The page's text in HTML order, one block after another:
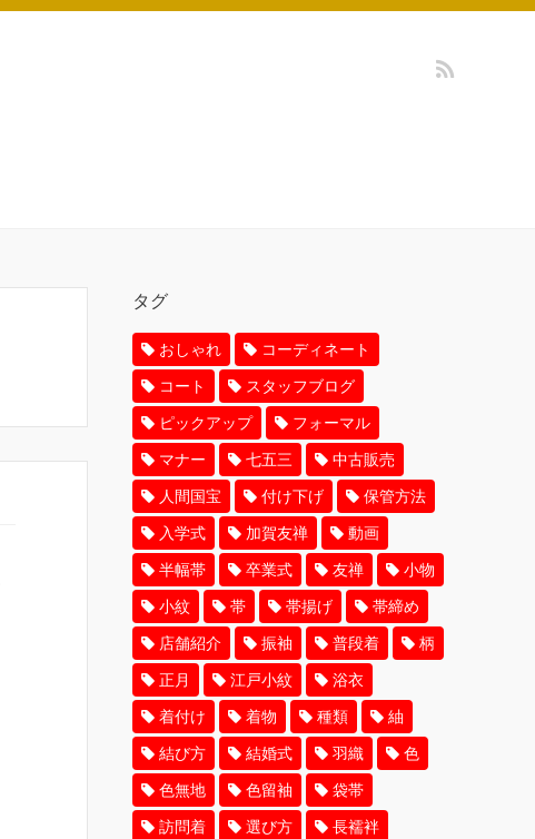
タグ
おしゃれ コーディネート
コート スタッフブログ
ピックアップ フォーマル
マナー 七五三 中古販売
人間国宝 付け下げ 保管方法
入学式 加賀友禅 動画
半幅帯 卒業式 友禅 小物
小紋 帯 帯揚げ 帯締め
店舗紹介 振袖 普段着 柄
正月 江戸小紋 浴衣
着付け 着物 種類 紬
結び方 結婚式 羽織 色
色無地 色留袖 袋帯
訪問着 選び方 長襦袢